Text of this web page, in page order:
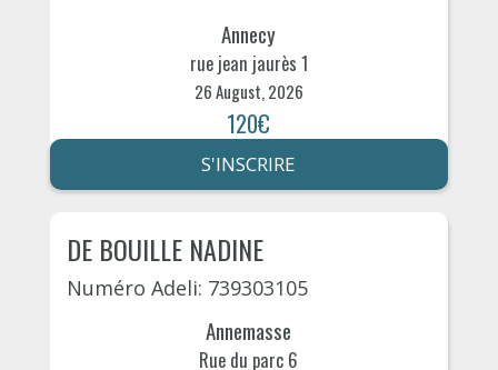
Annecy
rue jean jaurès 1
26 August, 2026
120€
S'INSCRIRE
DE BOUILLE NADINE
Numéro Adeli: 739303105
Annemasse
Rue du parc 6